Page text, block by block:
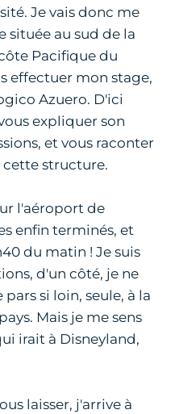
Je vais donc me
située au sud de la
Pacifique du
effectuer mon stage,
Azuero. D'ici
expliquer son
et vous raconter
cette structure.
l'aéroport de
enfin terminés, et
du matin ! Je suis
d'un côté, je ne
si loin, seule, à la
Mais je me sens
irait à Disneyland,
laisser, j'arrive à